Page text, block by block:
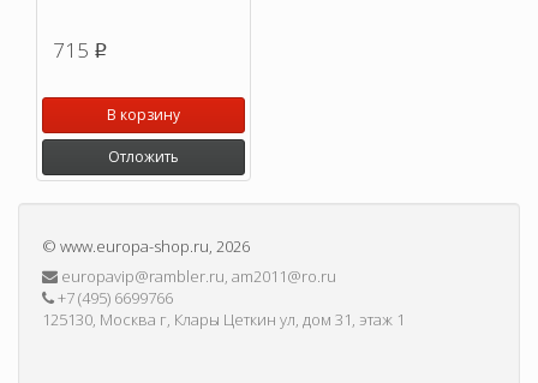
715 p
В корзину
Отложить
© www.europa-shop.ru, 2026
europavip@rambler.ru, am2011@ro.ru
+7 (495) 6699766
125130, Москва г, Клары Цеткин ул, дом 31, этаж 1